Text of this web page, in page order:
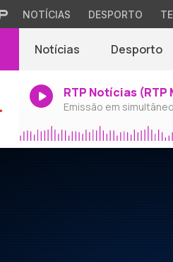
NOTÍCIAS DESPORTO
Notícias Desporto
RTP Notícias (RTP
Emissão em